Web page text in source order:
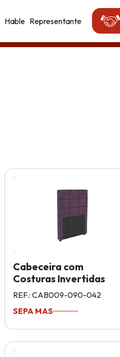
Hable Representante
Cabeceira com
Costuras Invertidas
REF.: CAB009-090-042
SEPA MAS